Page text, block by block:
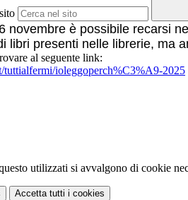
novembre è possibile recarsi
libri presenti nelle librerie, ma
al seguente link:
tuttialfermi/ioleggoperch%C3%A9-2025
utilizzati si avvalgono di cookie
Accetta tutti i cookies